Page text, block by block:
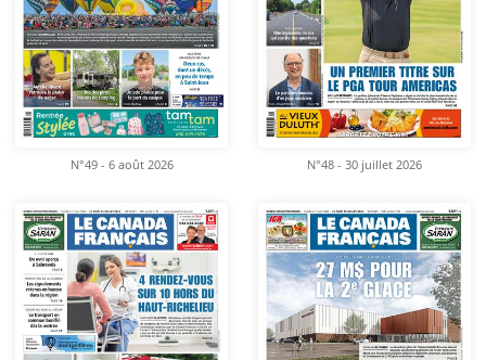
N°49 - 6 août 2026 N°48 - 30 juillet 2026